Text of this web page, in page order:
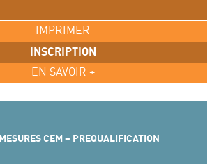
IMPRIMER
INSCRIPTION
EN SAVOIR +
MESURES CEM – PREQUALIFICATION